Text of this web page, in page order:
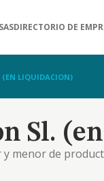
DIRECTORIO DE
(EN LIQUIDACION)
Sl.
menor de
como